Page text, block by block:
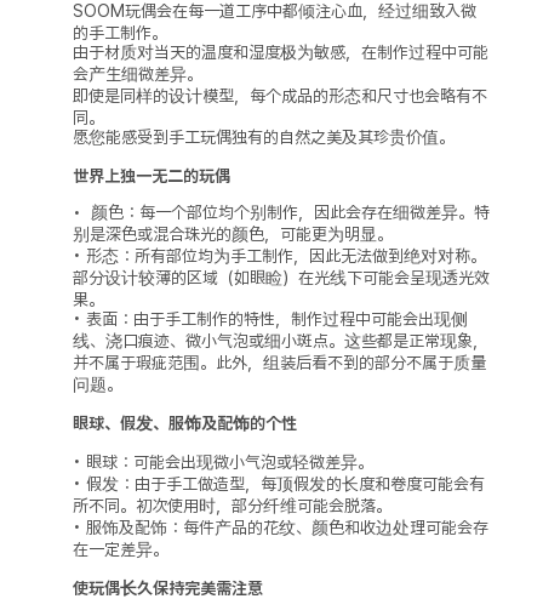
SOOM玩偶会在每一道工序中都倾注心血，经过细致入微
的手工制作。
由于材质对当天的温度和湿度极为敏感，在制作过程中可能
会产生细微差异。
即使是同样的设计模型，每个成品的形态和尺寸也会略有不
同。
愿您能感受到手工玩偶独有的自然之美及其珍贵价值。
世界上独一无二的玩偶
• 颜色：每一个部位均个别制作，因此会存在细微差异。特
别是深色或混合珠光的颜色，可能更为明显。
• 形态：所有部位均为手工制作，因此无法做到绝对对称。
部分设计较薄的区域（如眼睑）在光线下可能会呈现透光效
果。
• 表面：由于手工制作的特性，制作过程中可能会出现侧
线、浇口痕迹、微小气泡或细小斑点。这些都是正常现象，
并不属于瑕疵范围。此外，组装后看不到的部分不属于质量
问题。
眼球、假发、服饰及配饰的个性
• 眼球：可能会出现微小气泡或轻微差异。
• 假发：由于手工做造型，每顶假发的长度和卷度可能会有
所不同。初次使用时，部分纤维可能会脱落。
• 服饰及配饰：每件产品的花纹、颜色和收边处理可能会存
在一定差异。
使玩偶长久保持完美需注意